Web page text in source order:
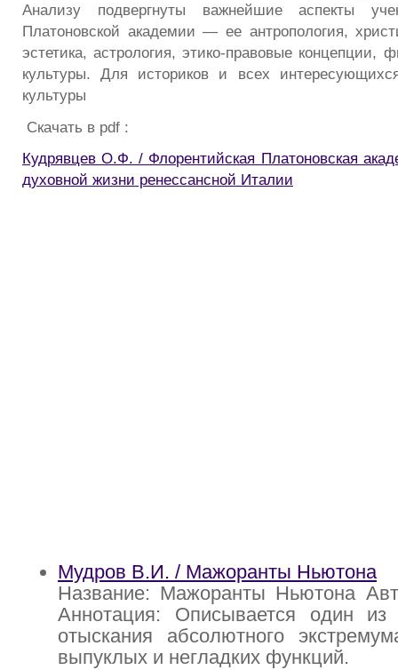
Анализу подвергнуты важнейшие аспекты
Платоновской академии — ее антропология,
эстетика, астрология, этико-правовые концепции,
культуры. Для историков и всех
культуры
Скачать в pdf :
Кудрявцев О.Ф. / Флорентийская Платоновская
духовной жизни ренессансной Италии
Мудров В.И. / Мажоранты Ньютона
Название: Мажоранты Ньютона
Аннотация: Описывается один
отыскания абсолютного
выпуклых и негладких функций.